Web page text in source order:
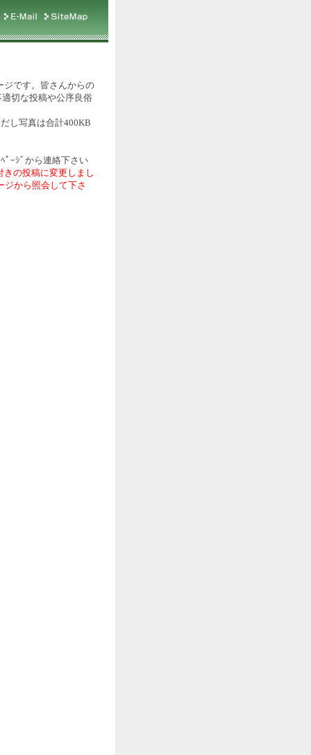
ジです。皆さんからの
切な投稿や公序良俗
し写真は合計400KB
ﾟｰｼﾞから連絡下さい
の投稿に変更しまし
ジから照会して下さ